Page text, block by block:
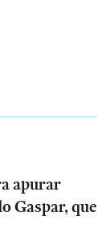
apurar
Gaspar, que